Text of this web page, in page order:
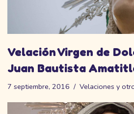
Velación Virgen de
Juan Bautista
7 septiembre, 2016 Velaciones y